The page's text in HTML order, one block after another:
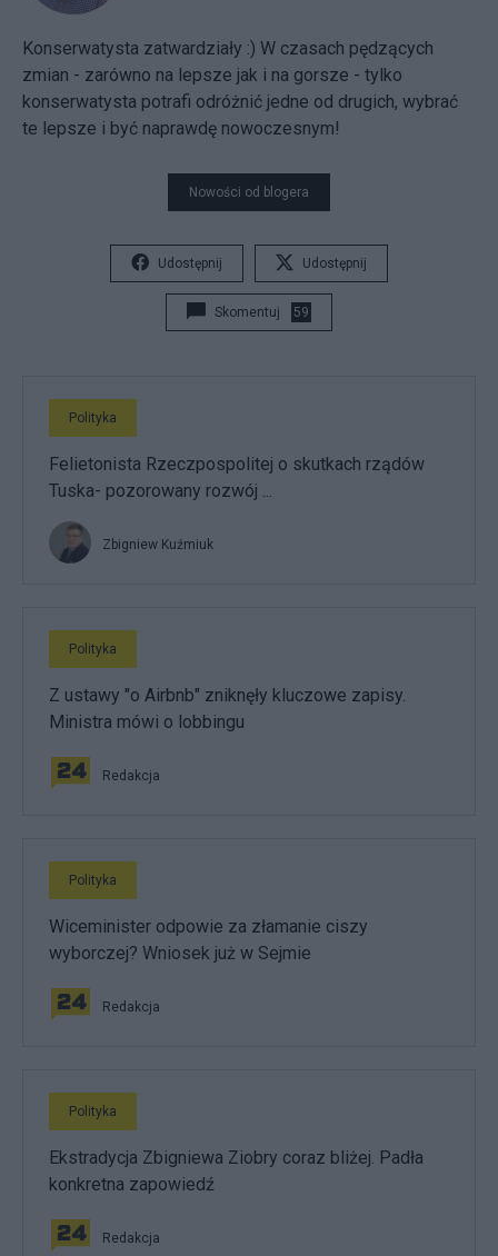
Konserwatysta zatwardziały :) W czasach pędzących
zmian - zarówno na lepsze jak i na gorsze - tylko
konserwatysta potrafi odróżnić jedne od drugich, wybrać
te lepsze i być naprawdę nowoczesnym!
Nowości od blogera
Udostępnij Udostępnij
Skomentuj 59
Polityka
Felietonista Rzeczpospolitej o skutkach rządów
Tuska- pozorowany rozwój ...
Zbigniew Kuźmiuk
Polityka
Z ustawy "o Airbnb" zniknęły kluczowe zapisy.
Ministra mówi o lobbingu
Redakcja
Polityka
Wiceminister odpowie za złamanie ciszy
wyborczej? Wniosek już w Sejmie
Redakcja
Polityka
Ekstradycja Zbigniewa Ziobry coraz bliżej. Padła
konkretna zapowiedź
Redakcja